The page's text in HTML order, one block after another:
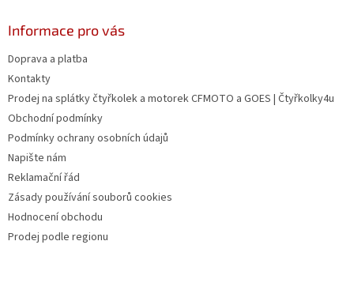
Informace pro vás
Doprava a platba
Kontakty
Prodej na splátky čtyřkolek a motorek CFMOTO a GOES | Čtyřkolky4u
Obchodní podmínky
Podmínky ochrany osobních údajů
Napište nám
Reklamační řád
Zásady používání souborů cookies
Hodnocení obchodu
Prodej podle regionu